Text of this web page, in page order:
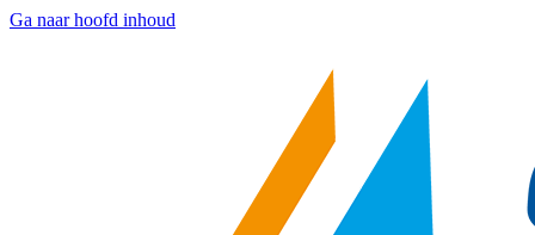
Ga naar hoofd inhoud